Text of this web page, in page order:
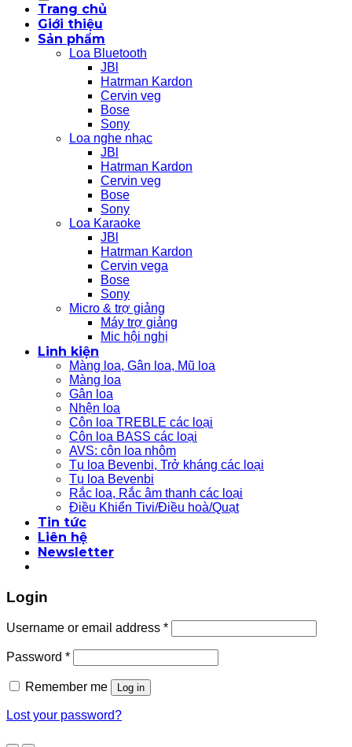
Trang chủ
Giới thiệu
Sản phẩm
Loa Bluetooth
JBl
Hatrman Kardon
Cervin veg
Bose
Sony
Loa nghe nhạc
JBl
Hatrman Kardon
Cervin veg
Bose
Sony
Loa Karaoke
JBl
Hatrman Kardon
Cervin vega
Bose
Sony
Micro & trợ giảng
Máy trợ giảng
Mic hội nghị
Linh kiện
Màng loa, Gân loa, Mũ loa
Màng loa
Gân loa
Nhện loa
Côn loa TREBLE các loại
Côn loa BASS các loại
AVS: côn loa nhôm
Tụ loa Bevenbi, Trở kháng các loại
Tụ loa Bevenbi
Rắc loa, Rắc âm thanh các loại
Điều Khiển Tivi/Điều hoà/Quạt
Tin tức
Liên hệ
Newsletter
Login
Username or email address *
Password *
Remember me Log in
Lost your password?